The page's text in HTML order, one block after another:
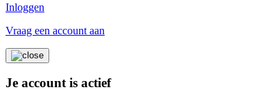
Inloggen
Vraag een account aan
Je account is actief